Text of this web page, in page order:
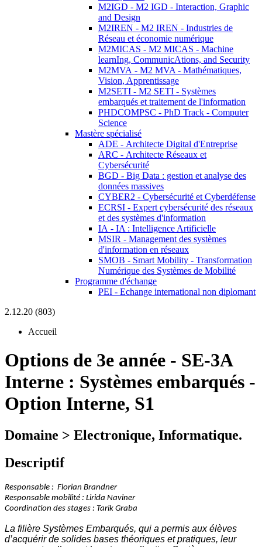
M2IGD - M2 IGD - Interaction, Graphic
and Design
M2IREN - M2 IREN - Industries de
Réseau et économie numérique
M2MICAS - M2 MICAS - Machine
learnIng, CommunicAtions, and Security
M2MVA - M2 MVA - Mathématiques,
Vision, Apprentissage
M2SETI - M2 SETI - Systèmes
embarqués et traitement de l'information
PHDCOMPSC - PhD Track - Computer
Science
Mastère spécialisé
ADE - Architecte Digital d'Entreprise
ARC - Architecte Réseaux et
Cybersécurité
BGD - Big Data : gestion et analyse des
données massives
CYBER2 - Cybersécurité et Cyberdéfense
ECRSI - Expert cybersécurité des réseaux
et des systèmes d'information
IA - IA : Intelligence Artificielle
MSIR - Management des systèmes
d'information en réseaux
SMOB - Smart Mobility - Transformation
Numérique des Systèmes de Mobilité
Programme d'échange
PEI - Echange international non diplomant
2.12.20 (803)
Accueil
Options de 3e année - SE-3A
Interne : Systèmes embarqués -
Option Interne, S1
Domaine > Electronique, Informatique.
Descriptif
Responsable : Florian Brandner
Responsable mobilité : Lirida Naviner
Coordination des stages : Tarik Graba
La filière Systèmes Embarqués, qui a permis aux élèves
d’acquérir de solides bases théoriques et pratiques, leur